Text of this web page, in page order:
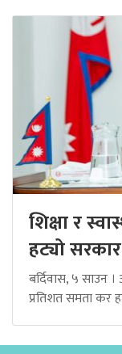
शिक्षा र
हट्यो
बर्दिवास, ५ साउन ।
प्रतिशत समता कर